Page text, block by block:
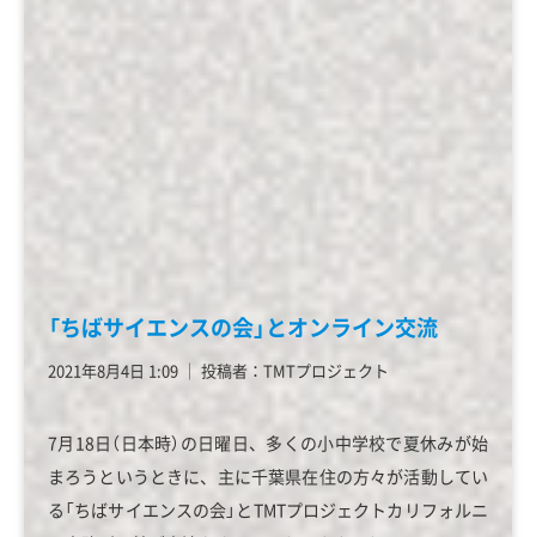
「ちばサイエンスの会」とオンライン交流
2021年8月4日 1:09 │ 投稿者：TMTプロジェクト
7月18日（日本時）の日曜日、多くの小中学校で夏休みが始
まろうというときに、主に千葉県在住の方々が活動してい
る「ちばサイエンスの会」とTMTプロジェクトカリフォルニ